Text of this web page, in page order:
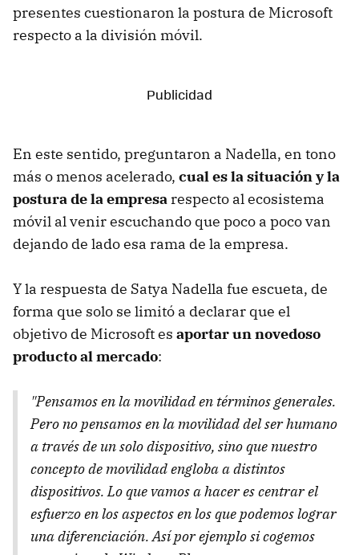
presentes cuestionaron la postura de Microsoft
respecto a la división móvil.
En este sentido, preguntaron a Nadella, en tono
más o menos acelerado, cual es la situación y la
postura de la empresa respecto al ecosistema
móvil al venir escuchando que poco a poco van
dejando de lado esa rama de la empresa.
Y la respuesta de Satya Nadella fue escueta, de
forma que solo se limitó a declarar que el
objetivo de Microsoft es aportar un novedoso
producto al mercado:
"Pensamos en la movilidad en términos generales.
Pero no pensamos en la movilidad del ser humano
a través de un solo dispositivo, sino que nuestro
concepto de movilidad engloba a distintos
dispositivos. Lo que vamos a hacer es centrar el
esfuerzo en los aspectos en los que podemos lograr
una diferenciación. Así por ejemplo si cogemos